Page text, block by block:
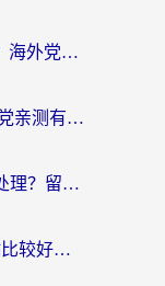
优酷手机app地域限制怎么解除？海外党亲测有效的追剧方案
全民K歌国外如何听原唱？海外党亲测有效的回国加速器选择指南
在海外如果使用交管12123怎么处理？留学生亲测有效的回国加速方案
海外看国内电视直播用什么网站比较好？一篇解决你所有追剧难题的实用指南